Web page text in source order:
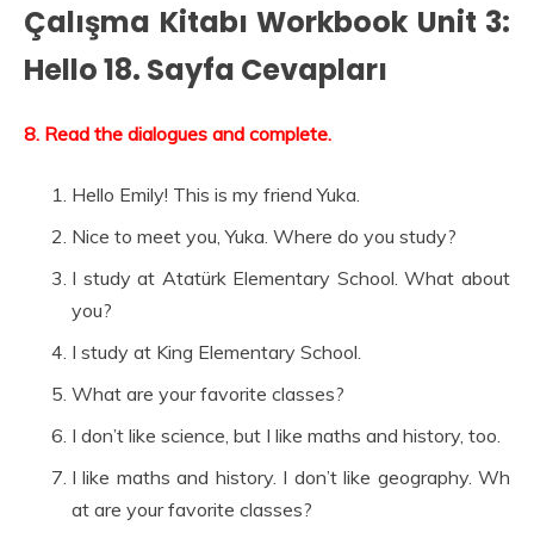
Çalışma Kitabı Workbook Unit 3:
Hello 18. Sayfa Cevapları
8. Read the dialogues and complete.
Hello Emily! This is my friend Yuka.
Nice to meet you, Yuka. Where do you study?
I study at Atatürk Elementary School. What about
you?
I study at King Elementary School.
What are your favorite classes?
I don’t like science, but I like maths and history, too.
I like maths and history. I don’t like geography. Wh
at are your favorite classes?